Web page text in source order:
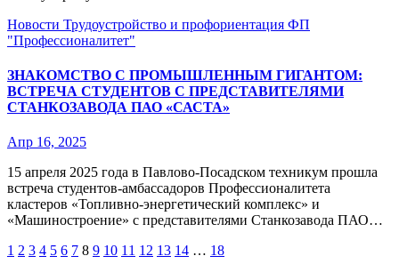
Новости Трудоустройство и профориентация ФП
"Профессионалитет"
ЗНАКОМСТВО С ПРОМЫШЛЕННЫМ ГИГАНТОМ:
ВСТРЕЧА СТУДЕНТОВ С ПРЕДСТАВИТЕЛЯМИ
СТАНКОЗАВОДА ПАО «САСТА»
Апр 16, 2025
15 апреля 2025 года в Павлово-Посадском техникум прошла
встреча студентов-амбассадоров Профессионалитета
кластеров «Топливно-энергетический комплекс» и
«Машиностроение» с представителями Станкозавода ПАО…
Пагинация
1 2 3 4 5 6 7 8 9 10 11 12 13 14 … 18